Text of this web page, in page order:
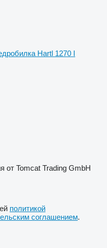
Hartl 1270 I
от Tomcat Trading GmbH
политикой
соглашением.